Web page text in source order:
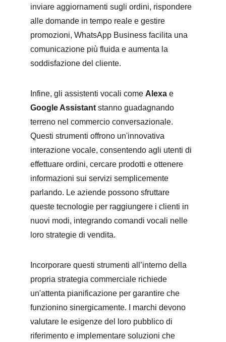
inviare aggiornamenti sugli ordini, rispondere
alle domande in tempo reale e gestire
promozioni, WhatsApp Business facilita una
comunicazione più fluida e aumenta la
soddisfazione del cliente.
Infine, gli assistenti vocali come Alexa e
Google Assistant stanno guadagnando
terreno nel commercio conversazionale.
Questi strumenti offrono un'innovativa
interazione vocale, consentendo agli utenti di
effettuare ordini, cercare prodotti e ottenere
informazioni sui servizi semplicemente
parlando. Le aziende possono sfruttare
queste tecnologie per raggiungere i clienti in
nuovi modi, integrando comandi vocali nelle
loro strategie di vendita.
Incorporare questi strumenti all’interno della
propria strategia commerciale richiede
un'attenta pianificazione per garantire che
funzionino sinergicamente. I marchi devono
valutare le esigenze del loro pubblico di
riferimento e implementare soluzioni che